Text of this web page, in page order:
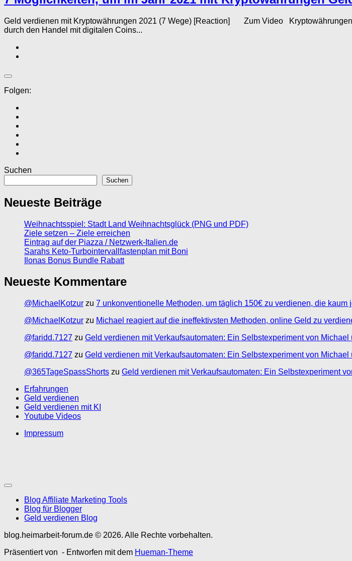
Geld verdienen mit Kryptowährungen 2021 (7 Wege) [Reaction] Zum Video
durch den Handel mit digitalen Coins...
Folgen:
Suchen
Suchen
Neueste Beiträge
Weihnachtsspiel: Stadt Land Weihnachtsglück (PNG und PDF)
Ziele setzen – Ziele erreichen
Eintrag auf der Piazza / Netzwerk-Italien.de
Sarahs Keto-Turbointervallfastenplan mit Boni
Ilonas Bonus Bundle Rabatt
Neueste Kommentare
@MichaelKotzur zu 7 unkonventionelle Methoden, um täglich 150€ zu verdienen, die
@MichaelKotzur zu Michael reagiert auf die ineffektivsten Methoden, online Geld zu
@faridd.7127 zu Geld verdienen mit Verkaufsautomaten: Ein Selbstexperiment von Michael
@faridd.7127 zu Geld verdienen mit Verkaufsautomaten: Ein Selbstexperiment von Michael
@365TageSpassShorts zu Geld verdienen mit Verkaufsautomaten: Ein Selbstexperiment
Erfahrungen
Geld verdienen
Geld verdienen mit KI
Youtube Videos
Impressum
Blog Affiliate Marketing Tools
Blog für Blogger
Geld verdienen Blog
blog.heimarbeit-forum.de © 2026. Alle Rechte vorbehalten.
Präsentiert von - Entworfen mit dem Hueman-Theme